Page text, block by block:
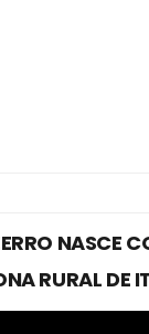
NASCE
RURAL DE